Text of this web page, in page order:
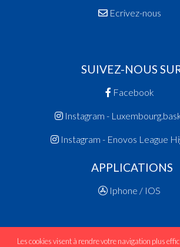
Ecrivez-nous
SUIVEZ-NOUS
Facebook
Instagram -
Instagram - Enovos League
APPLICATIONS
Iphone / IOS
Les cookies visent à rendre votre navigation plus